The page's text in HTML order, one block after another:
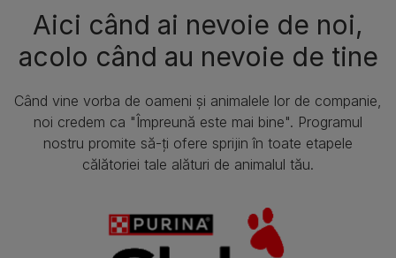
Aici când ai nevoie de noi,
acolo când au nevoie de tine​
Când vine vorba de oameni și animalele lor de companie,
noi credem ca "Împreună este mai bine". Programul
nostru promite să-ți ofere sprijin în toate etapele
călătoriei tale alături de animalul tău.